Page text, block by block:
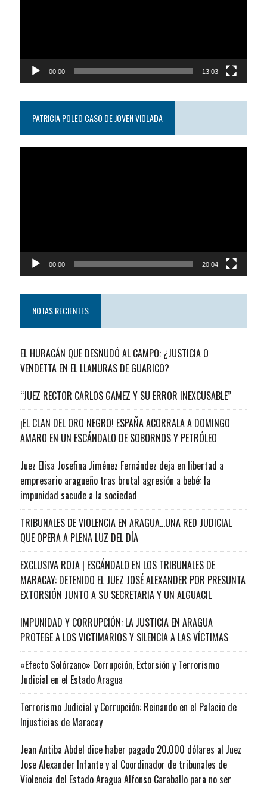
00:00 13:03
PATRICIA POLEO CASO DE JOVEN VIOLADA
00:00 20:04
NOTAS RECIENTES
EL HURACÁN QUE DESNUDÓ AL CAMPO: ¿JUSTICIA O
VENDETTA EN EL LLANURAS DE GUARICO?
“JUEZ RECTOR CARLOS GAMEZ Y SU ERROR INEXCUSABLE”
¡EL CLAN DEL ORO NEGRO! ESPAÑA ACORRALA A DOMINGO
AMARO EN UN ESCÁNDALO DE SOBORNOS Y PETRÓLEO
Juez Elisa Josefina Jiménez Fernández deja en libertad a
empresario aragueño tras brutal agresión a bebé: la
impunidad sacude a la sociedad
TRIBUNALES DE VIOLENCIA EN ARAGUA…UNA RED JUDICIAL
QUE OPERA A PLENA LUZ DEL DÍA
EXCLUSIVA ROJA | ESCÁNDALO EN LOS TRIBUNALES DE
MARACAY: DETENIDO EL JUEZ JOSÉ ALEXANDER POR PRESUNTA
EXTORSIÓN JUNTO A SU SECRETARIA Y UN ALGUACIL
IMPUNIDAD Y CORRUPCIÓN: LA JUSTICIA EN ARAGUA
PROTEGE A LOS VICTIMARIOS Y SILENCIA A LAS VÍCTIMAS
«Efecto Solórzano» Corrupción, Extorsión y Terrorismo
Judicial en el Estado Aragua
Terrorismo Judicial y Corrupción: Reinando en el Palacio de
Injusticias de Maracay
Jean Antiba Abdel dice haber pagado 20.000 dólares al Juez
Jose Alexander Infante y al Coordinador de tribunales de
Violencia del Estado Aragua Alfonso Caraballo para no ser